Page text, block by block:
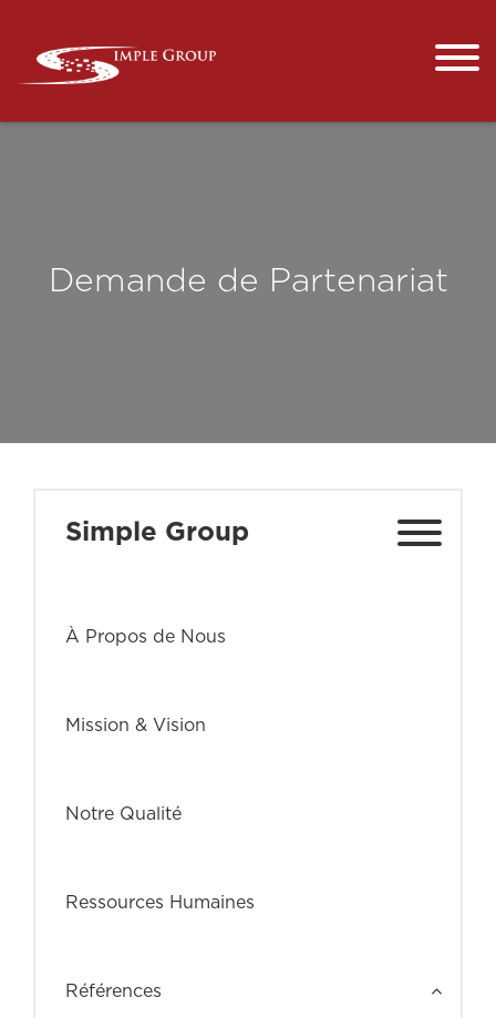
Demande de Partenariat
Simple Group
À Propos de Nous
Mission & Vision
Notre Qualité
Ressources Humaines
Références